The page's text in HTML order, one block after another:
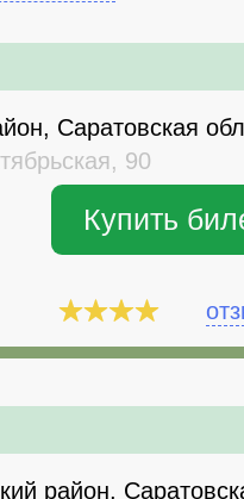
Саратовская
90
Купить
район,